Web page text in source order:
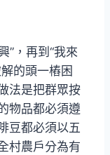
”，再到“我來
的頭一樁困
法是把群眾按
物品都必須遵
豆都必須以五
村農戶分為有